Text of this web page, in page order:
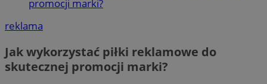
promocji marki?
reklama
Jak wykorzystać piłki reklamowe do
skutecznej promocji marki?